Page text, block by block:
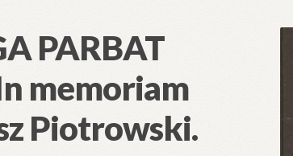
PARBAT
memoriam
Piotrowski.